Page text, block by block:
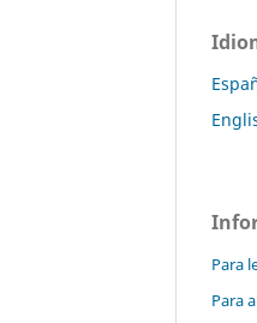
Para
Para